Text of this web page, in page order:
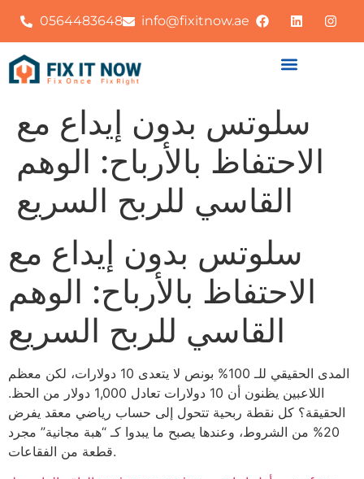
0564483648 info@fixitnow.ae
سلوتس بدون إيداع مع
الاحتفاظ بالأرباح: الوهم
القاسي للربح السريع
سلوتس بدون إيداع مع
الاحتفاظ بالأرباح: الوهم
القاسي للربح السريع
المدى الحقيقي للـ 100% بونص لا يتعدى 10 دولارات، لكن معظم
اللاعبين يظنون أن 10 دولارات تعادل 1,000 دولار من الحظ.
الحقيقة؟ كل نقطة ربحية تتحول إلى حساب رياضي معقد يفرض
20% من الشروط، وعندها يصبح ما يبدوا كـ “هبة مجانية” مجرد
قطعة من الفقاعات.